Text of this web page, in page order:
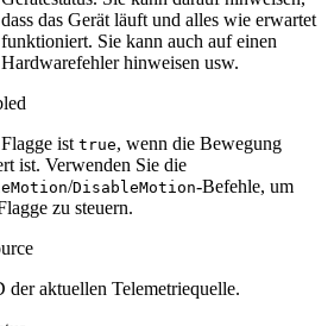
dass das Gerät läuft und alles wie erwartet
funktioniert. Sie kann auch auf einen
Hardwarefehler hinweisen usw.
ist true, wenn die Bewegung
ist. Verwenden Sie die
/DisableMotion-Befehle, um
zu steuern.
der aktuellen Telemetriequelle.